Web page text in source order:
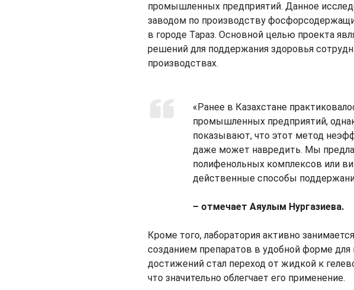
промышленных предприятий. Данное
заводом по производству
в городе Тараз. Основной целью проекта
решений для поддержания здоровья
производствах.
«Ранее в Казахстане
промышленных предприятий,
показывают, что этот метод
даже может навредить. Мы
полифенольных комплексов или
действенные способы
– отмечает Аяулым Нургазиева.
Кроме того, лаборатория активно
созданием препаратов в удобной форме
достижений стал переход от жидкой к
что значительно облегчает его применение.